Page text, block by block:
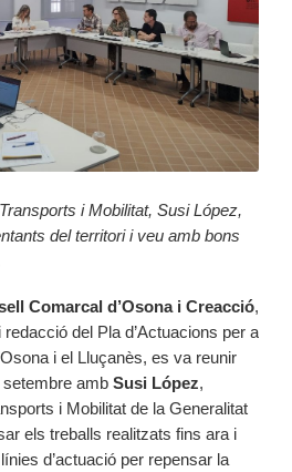
i Mobilitat, Susi López,
del territori i veu amb bons
Comarcal d’Osona i Creacció,
del Pla d’Actuacions per a
i el Lluçanès, es va reunir
amb Susi López,
i Mobilitat de la Generalitat
els treballs realitzats fins ara i
d’actuació per repensar la